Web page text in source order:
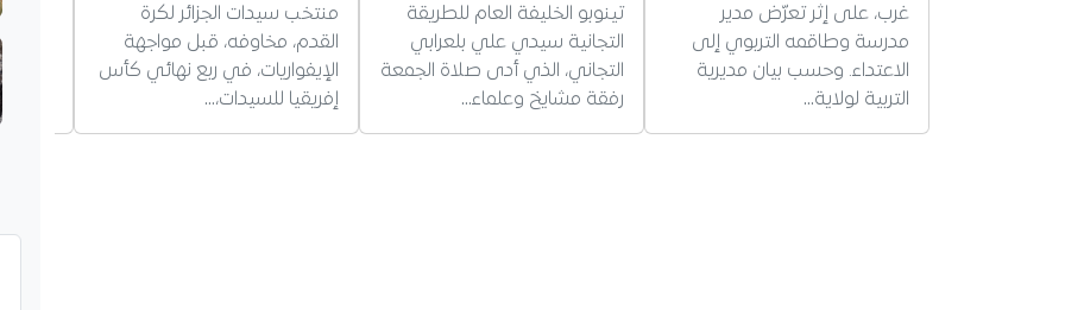
غرب، على إثر تعرّض مدير
مدرسة وطاقمه التربوي إلى
الاعتداء. وحسب بيان مديرية
التربية لولاية…
تينوبو الخليفة العام للطريقة
التجانية سيدي علي بلعرابي
التجاني، الذي أدى صلاة الجمعة
رفقة مشايخ وعلماء…
منتخب سيدات الجزائر لكرة
القدم، مخاوفه، قبل مواجهة
الإيفواريات، في ربع نهائي كأس
إفريقيا للسيدات،…
يؤكد